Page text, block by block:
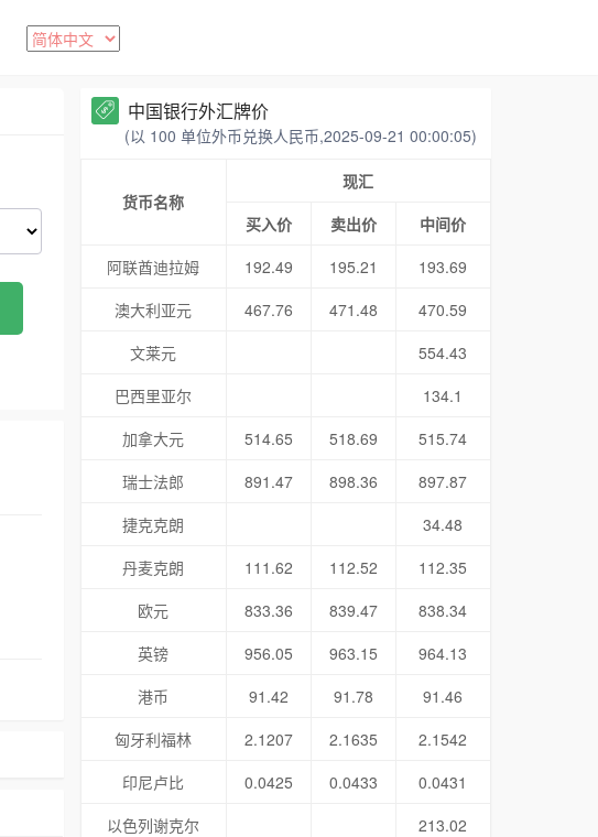
中国银行外汇牌价
(以 100 单位外币兑换人民币,2025-09-21 00:00:05)
货币名称
现汇
买入价
卖出价
中间价
阿联酋迪拉姆
192.49 195.21
193.69
澳大利亚元
467.76 471.48
470.59
文莱元
554.43
巴西里亚尔
134.1
加拿大元
514.65 518.69
515.74
瑞士法郎
891.47 898.36
897.87
捷克克朗
34.48
丹麦克朗
111.62 112.52
112.35
欧元
833.36 839.47
838.34
英镑
956.05 963.15
964.13
港币
91.42 91.78
91.46
匈牙利福林
2.1207 2.1635
2.1542
印尼卢比
0.0425 0.0433
0.0431
以色列谢克尔
213.02